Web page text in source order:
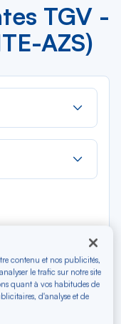
TGV -
AZS)
Vider
contenu et nos publicités,
le trafic sur notre site
quant à vos habitudes de
d'analyse et de